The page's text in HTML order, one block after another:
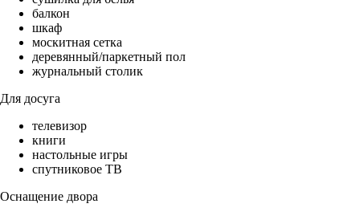
балкон
шкаф
москитная сетка
деревянный/паркетный пол
журнальный столик
Для досуга
телевизор
книги
настольные игры
спутниковое ТВ
Оснащение двора